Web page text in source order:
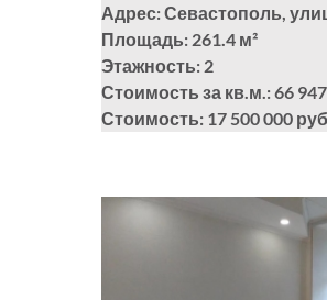
Адрес: Севастополь,
Площадь: 261.4 м²
Этажность: 2
Стоимость за кв.м.: 66
Стоимость: 17 500 000